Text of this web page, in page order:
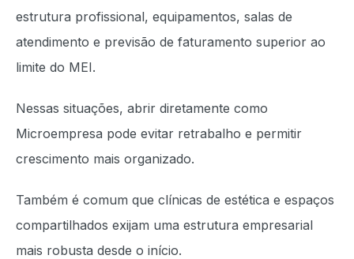
estrutura profissional, equipamentos, salas de
atendimento e previsão de faturamento superior ao
limite do MEI.
Nessas situações, abrir diretamente como
Microempresa pode evitar retrabalho e permitir
crescimento mais organizado.
Também é comum que clínicas de estética e espaços
compartilhados exijam uma estrutura empresarial
mais robusta desde o início.